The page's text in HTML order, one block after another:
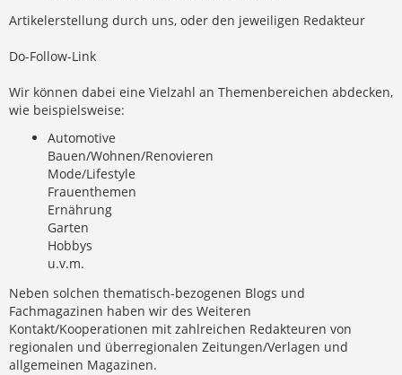
Artikelerstellung durch uns, oder den jeweiligen Redakteur
Do-Follow-Link
Wir können dabei eine Vielzahl an Themenbereichen abdecken,
wie beispielsweise:
Automotive
Bauen/Wohnen/Renovieren
Mode/Lifestyle
Frauenthemen
Ernährung
Garten
Hobbys
u.v.m.
Neben solchen thematisch-bezogenen Blogs und
Fachmagazinen haben wir des Weiteren
Kontakt/Kooperationen mit zahlreichen Redakteuren von
regionalen und überregionalen Zeitungen/Verlagen und
allgemeinen Magazinen.